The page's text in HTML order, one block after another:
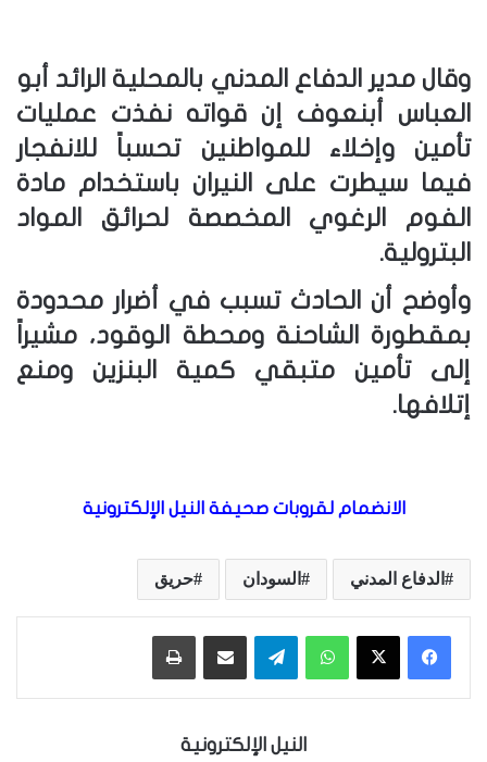
وقال مدير الدفاع المدني بالمحلية الرائد أبو
العباس أبنعوف إن قواته نفذت عمليات
تأمين وإخلاء للمواطنين تحسباً للانفجار
فيما سيطرت على النيران باستخدام مادة
الفوم الرغوي المخصصة لحرائق المواد
البترولية.
وأوضح أن الحادث تسبب في أضرار محدودة
بمقطورة الشاحنة ومحطة الوقود، مشيراً
إلى تأمين متبقي كمية البنزين ومنع
إتلافها.
الانضمام لقروبات صحيفة النيل الإلكترونية
الدفاع المدني السودان حريق
واتساب تيلقرام مشاركة عبر البريد طباعة
النيل الإلكترونية